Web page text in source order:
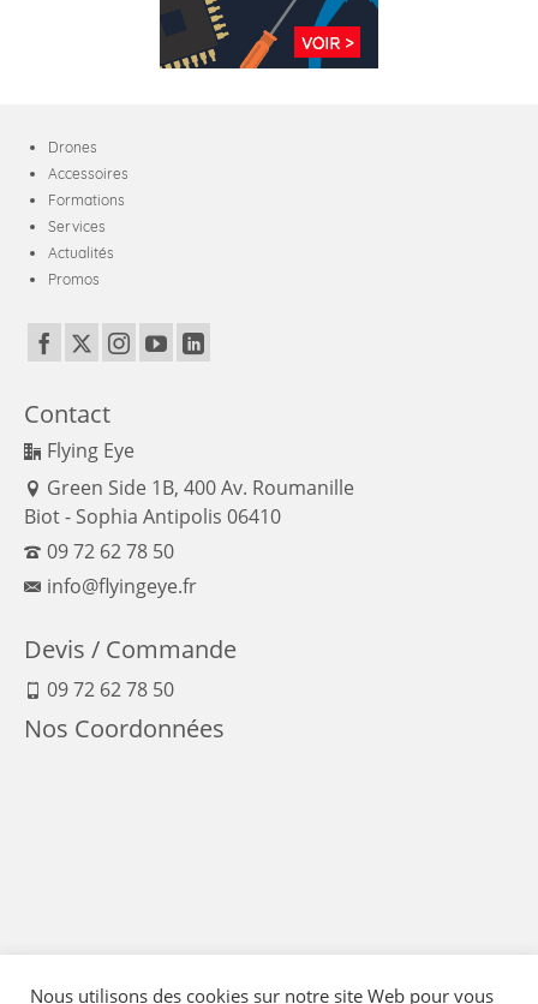
Drones
Accessoires
Formations
Services
Actualités
Promos
Contact
Flying Eye
Green Side 1B, 400 Av. Roumanille
Biot - Sophia Antipolis 06410
09 72 62 78 50
info@flyingeye.fr
Devis / Commande
09 72 62 78 50
Nos Coordonnées
Nous utilisons des cookies sur notre site Web pour vous